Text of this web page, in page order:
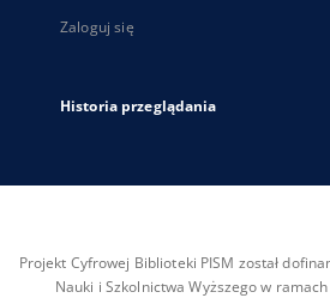
Zaloguj się
Historia przeglądania
Projekt Cyfrowej Biblioteki PISM został
Nauki i Szkolnictwa Wyższego w